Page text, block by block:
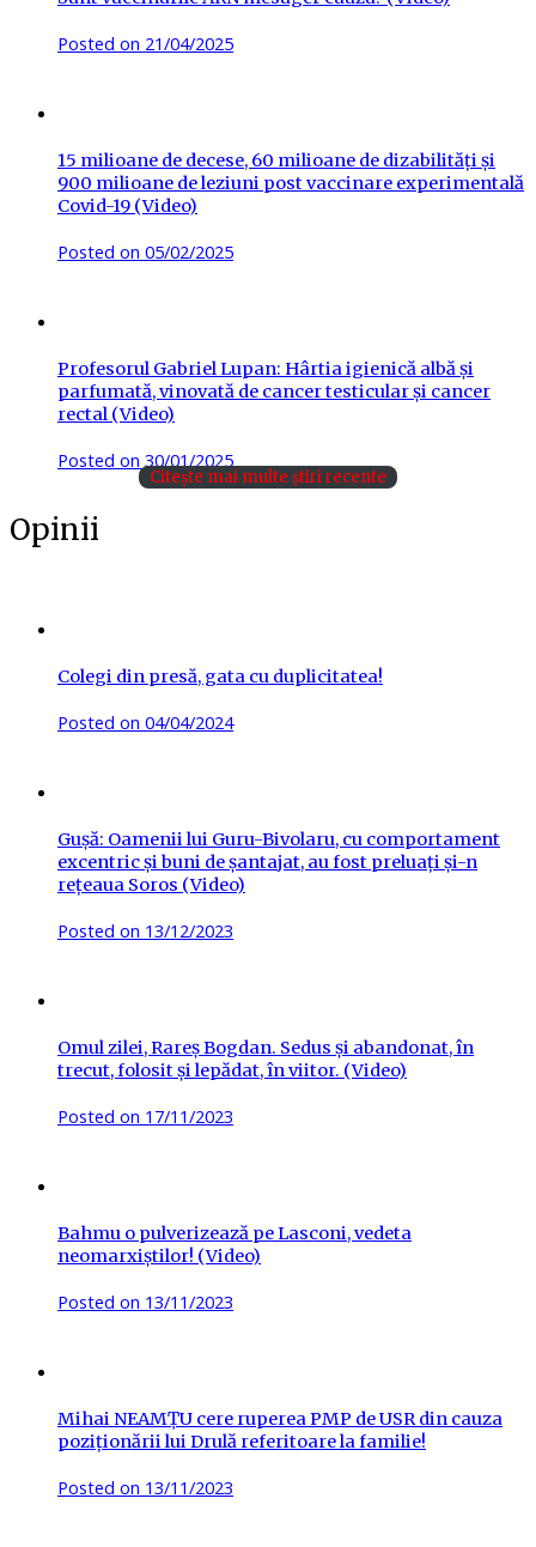
Posted on 21/04/2025
15 milioane de decese, 60 milioane de dizabilități și
900 milioane de leziuni post vaccinare experimentală
Covid-19 (Video)
Posted on 05/02/2025
Profesorul Gabriel Lupan: Hârtia igienică albă și
parfumată, vinovată de cancer testicular și cancer
rectal (Video)
Posted on30/01/2025
Citește mai multe știri recente
Opinii
Colegi din presă, gata cu duplicitatea!
Posted on 04/04/2024
Gușă: Oamenii lui Guru-Bivolaru, cu comportament
excentric și buni de șantajat, au fost preluați și-n
rețeaua Soros (Video)
Posted on 13/12/2023
Omul zilei, Rareș Bogdan. Sedus și abandonat, în
trecut, folosit și lepădat, în viitor. (Video)
Posted on 17/11/2023
Bahmu o pulverizează pe Lasconi, vedeta
neomarxiștilor! (Video)
Posted on 13/11/2023
Mihai NEAMȚU cere ruperea PMP de USR din cauza
poziționării lui Drulă referitoare la familie!
Posted on 13/11/2023